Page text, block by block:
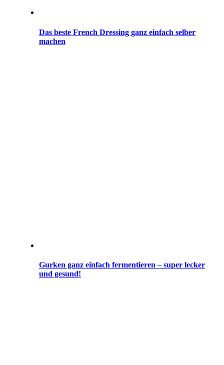
Das beste French Dressing ganz einfach selber
machen
Gurken ganz einfach fermentieren – super lecker
und gesund!